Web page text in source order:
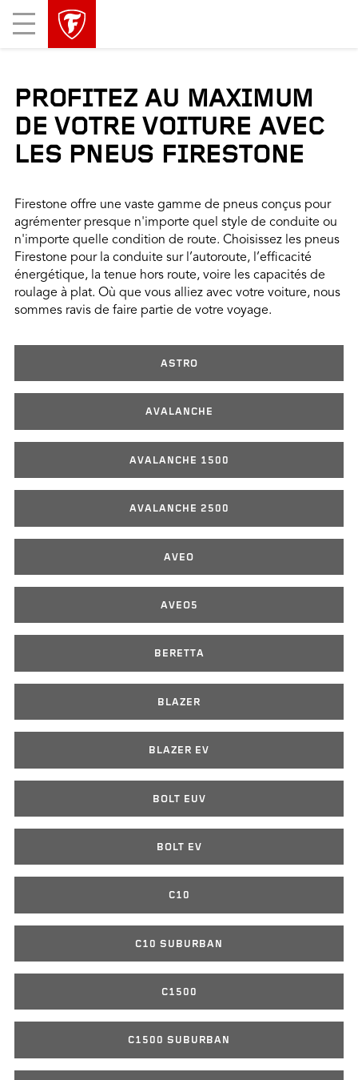
Mobile
Menu
skipped
PROFITEZ AU MAXIMUM
DE VOTRE VOITURE AVEC
LES PNEUS FIRESTONE
Firestone offre une vaste gamme de pneus conçus pour
agrémenter presque n'importe quel style de conduite ou
n'importe quelle condition de route. Choisissez les pneus
Firestone pour la conduite sur l’autoroute, l’efficacité
énergétique, la tenue hors route, voire les capacités de
roulage à plat. Où que vous alliez avec votre voiture, nous
sommes ravis de faire partie de votre voyage.
ASTRO
AVALANCHE
AVALANCHE 1500
AVALANCHE 2500
AVEO
AVEO5
BERETTA
BLAZER
BLAZER EV
BOLT EUV
BOLT EV
C10
C10 SUBURBAN
C1500
C1500 SUBURBAN